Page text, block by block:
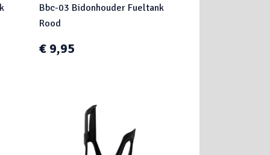
Bbc-03 Bidonhouder Fueltank
Rood
€ 9,95